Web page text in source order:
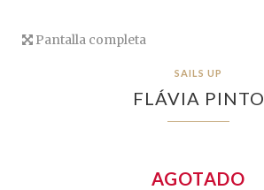
Pantalla completa
SAILS UP
FLÁVIA PINTO
AGOTADO